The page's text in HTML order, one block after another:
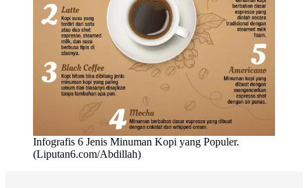
Infografis 6 Jenis Minuman Kopi yang Populer.
(Liputan6.com/Abdillah)